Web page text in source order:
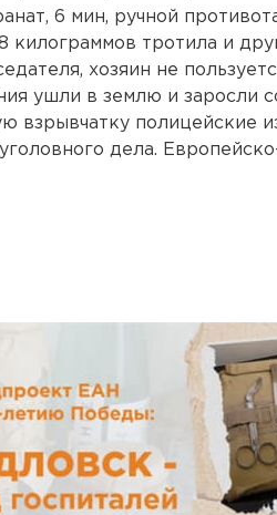
6 мин, ручной
килограммов тротила и
хозяин не
ушли в землю и заросли
взрывчатку полицейские
дела.